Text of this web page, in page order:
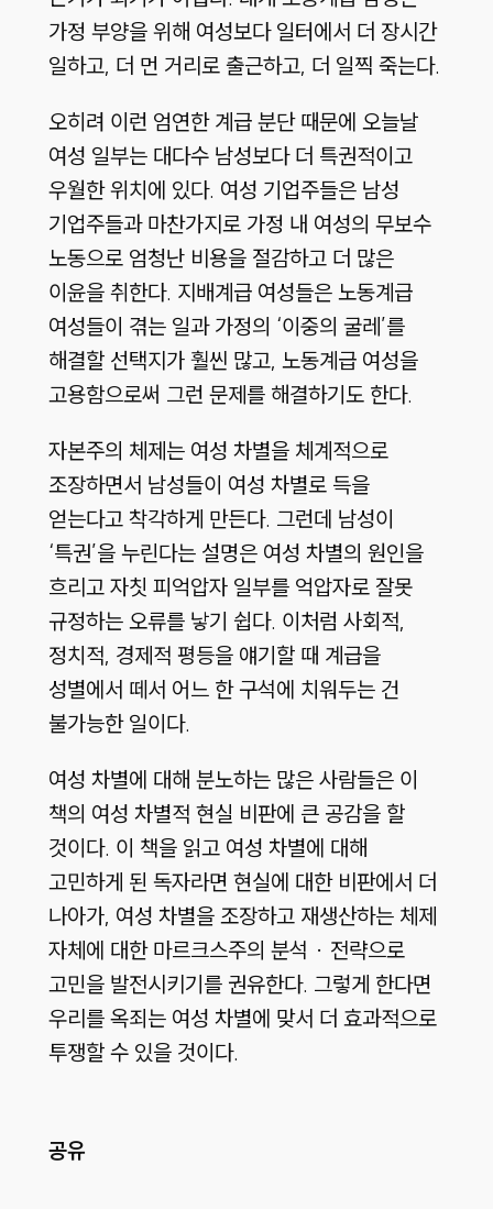
가정 부양을 위해 여성보다 일터에서 더 장시간
일하고, 더 먼 거리로 출근하고, 더 일찍 죽는다.
오히려 이런 엄연한 계급 분단 때문에 오늘날
여성 일부는 대다수 남성보다 더 특권적이고
우월한 위치에 있다. 여성 기업주들은 남성
기업주들과 마찬가지로 가정 내 여성의 무보수
노동으로 엄청난 비용을 절감하고 더 많은
이윤을 취한다. 지배계급 여성들은 노동계급
여성들이 겪는 일과 가정의 ‘이중의 굴레’를
해결할 선택지가 훨씬 많고, 노동계급 여성을
고용함으로써 그런 문제를 해결하기도 한다.
자본주의 체제는 여성 차별을 체계적으로
조장하면서 남성들이 여성 차별로 득을
얻는다고 착각하게 만든다. 그런데 남성이
‘특권’을 누린다는 설명은 여성 차별의 원인을
흐리고 자칫 피억압자 일부를 억압자로 잘못
규정하는 오류를 낳기 쉽다. 이처럼 사회적,
정치적, 경제적 평등을 얘기할 때 계급을
성별에서 떼서 어느 한 구석에 치워두는 건
불가능한 일이다.
여성 차별에 대해 분노하는 많은 사람들은 이
책의 여성 차별적 현실 비판에 큰 공감을 할
것이다. 이 책을 읽고 여성 차별에 대해
고민하게 된 독자라면 현실에 대한 비판에서 더
나아가, 여성 차별을 조장하고 재생산하는 체제
자체에 대한 마르크스주의 분석 · 전략으로
고민을 발전시키기를 권유한다. 그렇게 한다면
우리를 옥죄는 여성 차별에 맞서 더 효과적으로
투쟁할 수 있을 것이다.
공유